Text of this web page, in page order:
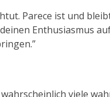
Parece ist und
Enthusiasmus
viele